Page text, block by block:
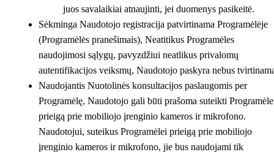
juos savalaikiai atnaujinti, jei duomenys pasikeitė.
Sėkminga Naudotojo registracija patvirtinama Programėlėje
(Programėlės pranešimais), Neatitikus Programėles
naudojimosi sąlygų, pavyzdžiui neatlikus privalomų
autentifikacijos veiksmų, Naudotojo paskyra nebus
Naudojantis Nuotolinės konsultacijos paslaugomis per
Programėlę, Naudotojo gali būti prašoma suteikti
prieigą prie mobiliojo įrenginio kameros ir mikrofono.
Naudotojui, suteikus Programėlei prieigą prie mobiliojo
įrenginio kameros ir mikrofono, jie bus naudojami tik